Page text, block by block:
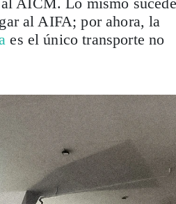
al AIFA; por ahora, la
es el único transporte no